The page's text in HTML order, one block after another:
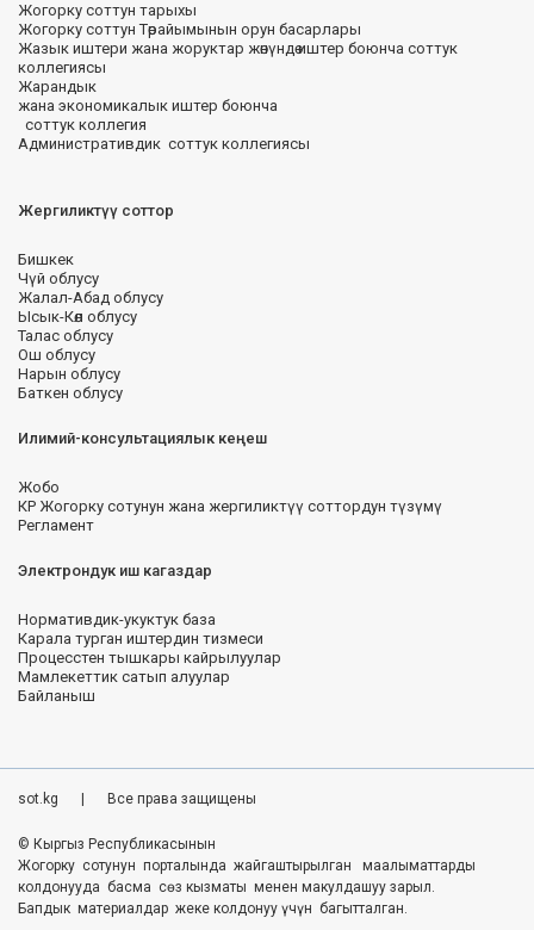
Жогорку соттун тарыхы
Жогорку соттун Төрайымынын орун басарлары
Жазык иштери жана жоруктар жөнүндө иштер боюнча соттук
коллегиясы
Жарандык
жана экономикалык иштер боюнча
соттук коллегия
Административдик соттук коллегиясы
Жергиликтүү соттор
Бишкек
Чүй облусу
Жалал-Абад облусу
Ысык-Көл облусу
Талас облусу
Ош облусу
Нарын облусу
Баткен облусу
Илимий-консультациялык кеңеш
Жобо
КР Жогорку сотунун жана жергиликтүү соттордун түзүмү
Регламент
Электрондук иш кагаздар
Нормативдик-укуктук база
Карала турган иштердин тизмеси
Процесстен тышкары кайрылуулар
Мамлекеттик сатып алуулар
Байланыш
sot.kg Все права защищены
© Кыргыз Республикасынын
Жогорку сотунун порталында жайгаштырылган маалыматтарды
колдонууда басма сөз кызматы менен макулдашуу зарыл.
Бапдык материалдар жеке колдонуу үчүн багытталган.